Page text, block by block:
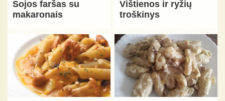
Sojos faršas su
makaronais
Vištienos ir ryžių
troškinys